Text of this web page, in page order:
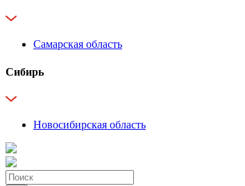
Самарская область
Сибирь
Новосибирская область